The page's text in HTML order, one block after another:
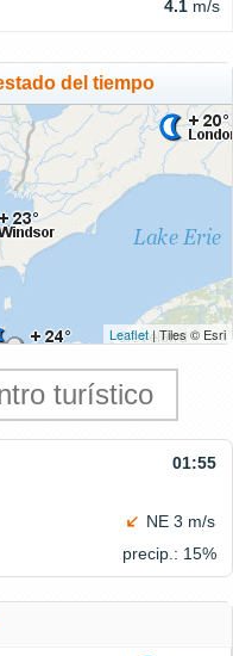
4.1 m/s
del tiempo
Leaflet| Tiles © Esri
01:55
NE 3 m/s
precip.: 15%